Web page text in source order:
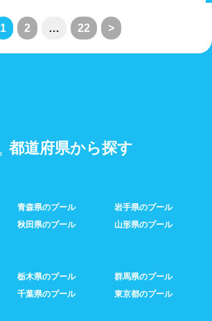
1 2 … 22 >
都道府県から探す
青森県のプール
岩手県のプール
秋田県のプール
山形県のプール
栃木県のプール
群馬県のプール
千葉県のプール
東京都のプール
2m以上
6レーン
プール利用ルール
浮き輪等遊具使用禁止